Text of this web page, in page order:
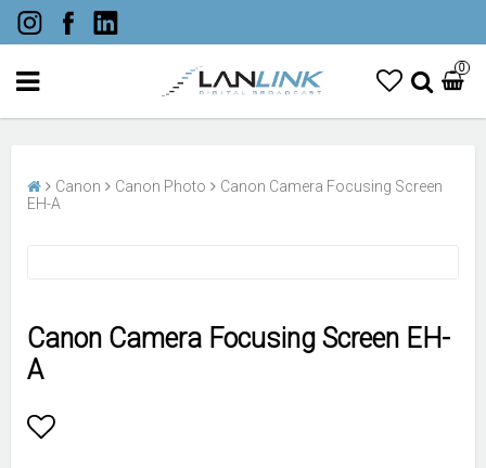
0
Canon Canon Photo
Canon Camera Focusing Screen
EH-A
Canon Camera Focusing Screen EH-
A